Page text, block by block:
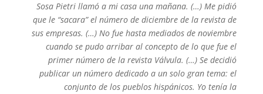
Sosa Pietri llamó a mi casa una mañana. (…) Me pidió
que le “sacara” el número de diciembre de la revista de
sus empresas. (…) No fue hasta mediados de noviembre
cuando se pudo arribar al concepto de lo que fue el
primer número de la revista Válvula. (…) Se decidió
publicar un número dedicado a un solo gran tema: el
conjunto de los pueblos hispánicos. Yo tenía la